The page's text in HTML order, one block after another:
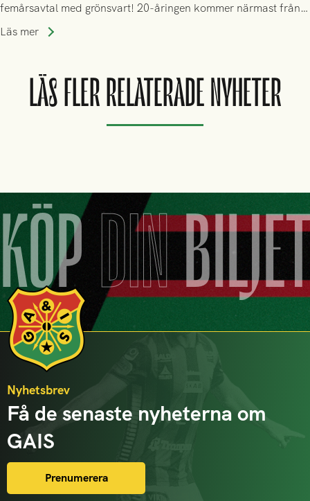
femårsavtal med grönsvart! 20-åringen kommer närmast från
spel i färöiska Skála IF.
Läs mer
LÄS FLER RELATERADE NYHETER
KÖPDIN
Nyhetsbrev
Få de senaste nyheterna om
GAIS
Prenumerera